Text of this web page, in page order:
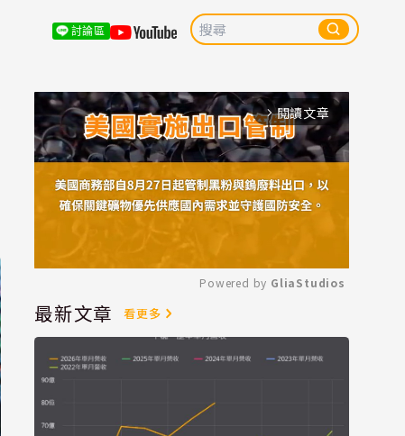
討論區
arrow_forward_ios 閱讀文章
Mute
Powered by GliaStudios
最新文章 看更多